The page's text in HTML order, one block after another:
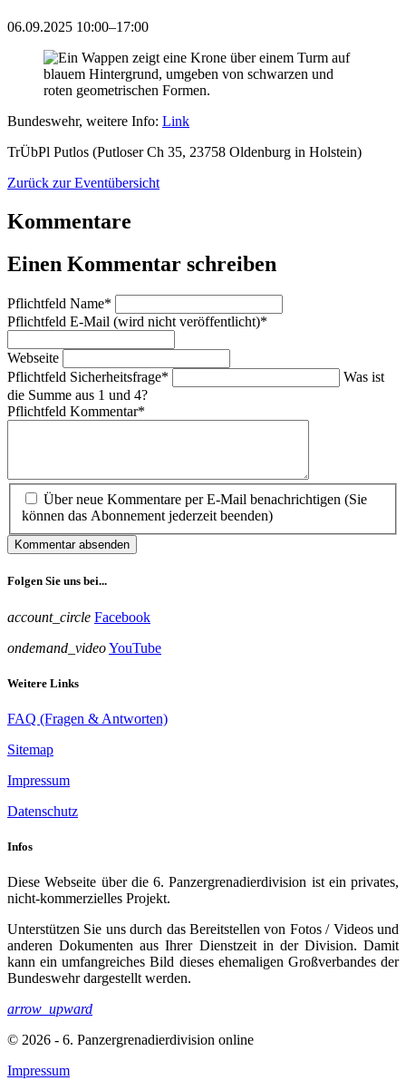
06.09.2025 10:00–17:00
Bundeswehr, weitere Info: Link
TrÜbPl Putlos (Putloser Ch 35, 23758 Oldenburg in Holstein)
Zurück zur Eventübersicht
Kommentare
Einen Kommentar schreiben
Pflichtfeld Name*
Pflichtfeld E-Mail (wird nicht veröffentlicht)*
Webseite
Pflichtfeld Sicherheitsfrage*
Was ist
die Summe aus 1 und 4?
Pflichtfeld Kommentar*
Über neue Kommentare per E-Mail benachrichtigen (Sie
können das Abonnement jederzeit beenden)
Kommentar absenden
Folgen Sie uns bei...
account_circle Facebook
ondemand_videoYouTube
Weitere Links
FAQ (Fragen & Antworten)
Sitemap
Impressum
Datenschutz
Infos
Diese Webseite über die 6. Panzergrenadierdivision ist ein privates,
nicht-kommerzielles Projekt.
Unterstützen Sie uns durch das Bereitstellen von Fotos / Videos und
anderen Dokumenten aus Ihrer Dienstzeit in der Division. Damit
kann ein umfangreiches Bild dieses ehemaligen Großverbandes der
Bundeswehr dargestellt werden.
arrow_upward
© 2026 - 6. Panzergrenadierdivision online
Impressum